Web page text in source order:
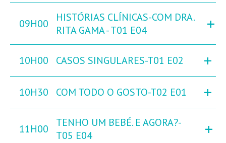
09H00
HISTÓRIAS CLÍNICAS-COM DRA.
RITA GAMA - T01 E04
+
10H00 CASOS SINGULARES-T01 E02 +
10H30 COM TODO O GOSTO-T02 E01 +
11H00
TENHO UM BEBÉ. E AGORA?-
T05 E04
+